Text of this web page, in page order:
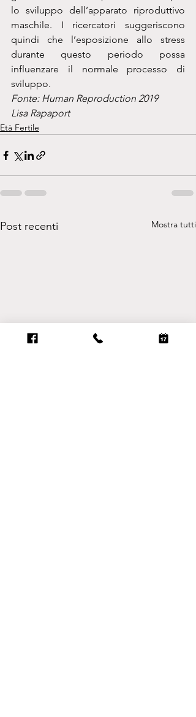
lo sviluppo dell’apparato riproduttivo
maschile. I ricercatori suggeriscono
quindi che l’esposizione allo stress
durante questo periodo possa
influenzare il normale processo di
sviluppo.
Fonte: Human Reproduction 2019
Lisa Rapaport
Età Fertile
Post recenti Mostra tutti